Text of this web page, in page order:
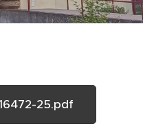
25.pdf